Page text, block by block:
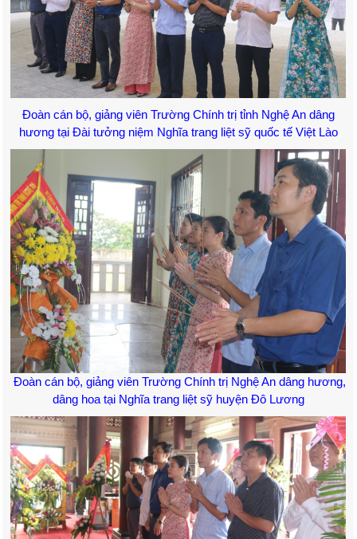
Đoàn cán bộ, giảng viên Trường Chính trị tỉnh Nghệ An dâng
hương tại Đài tưởng niệm Nghĩa trang liệt sỹ quốc tế Việt Lào
Đoàn cán bộ, giảng viên Trường Chính trị Nghệ An dâng hương,
dâng hoa tại Nghĩa trang liệt sỹ huyện Đô Lương